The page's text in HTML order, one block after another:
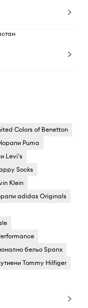
Colors of Benetton
Puma
Levi's
Socks
Klein
adidas Originals
бельо Spanx
Tommy Hilfiger